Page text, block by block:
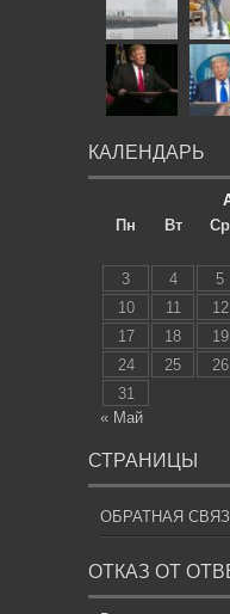
КАЛЕНДАРЬ
Пн
Вт Ср
3
4 5
10
11 12
17
18 19
24
25 26
31
« Май
СТРАНИЦЫ
ОБРАТНАЯ
ОТКАЗ ОТ